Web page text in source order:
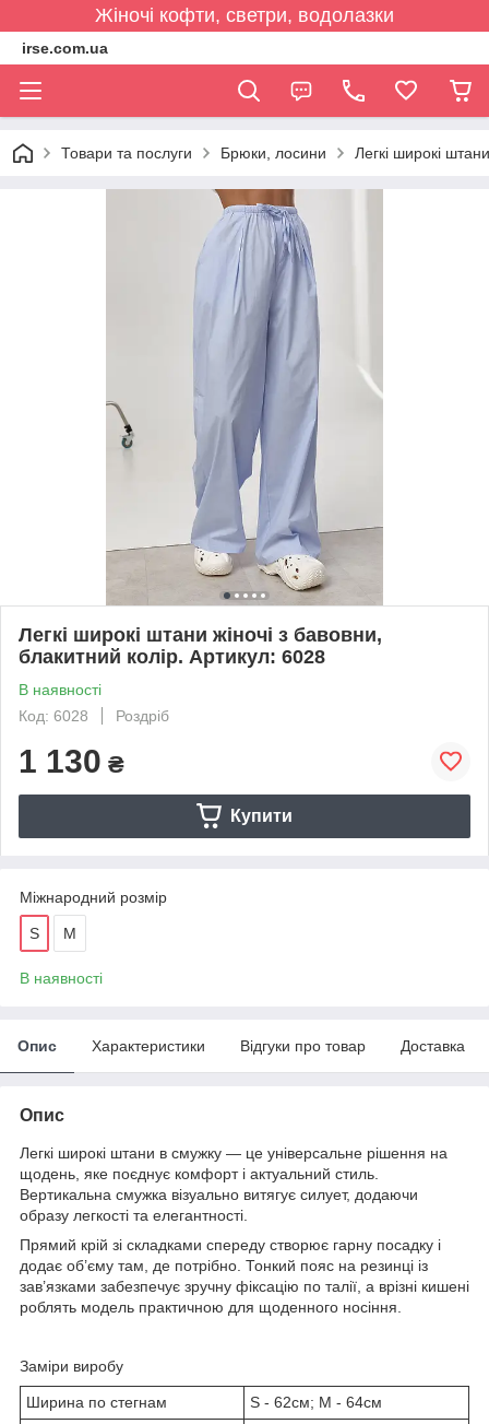
Жіночі кофти, светри, водолазки
irse.com.ua
Товари та послуги Брюки, лосини Легкі широкі
Легкі широкі штани жіночі з бавовни,
блакитний колір. Артикул: 6028
В наявності
Код: 6028
Роздріб
1 130 ₴
Купити
Міжнародний розмір
S M
В наявності
Опис Характеристики Відгуки про товар Доставка
Опис
Легкі широкі штани в смужку — це універсальне рішення на
щодень, яке поєднує комфорт і актуальний стиль.
Вертикальна смужка візуально витягує силует, додаючи
образу легкості та елегантності.
Прямий крій зі складками спереду створює гарну посадку і
додає об’єму там, де потрібно. Тонкий пояс на резинці із
зав’язками забезпечує зручну фіксацію по талії, а врізні кишені
роблять модель практичною для щоденного носіння.
Заміри виробу
Ширина по стегнам
S - 62см; M - 64см